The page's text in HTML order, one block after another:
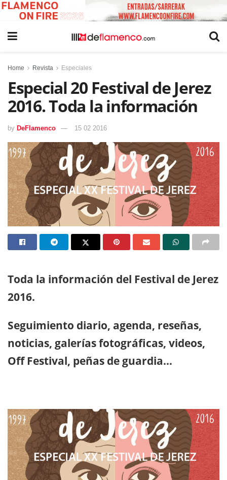
Home Revista Especiales
Especial 20 Festival de Jerez
2016. Toda la información
by DeFlamenco 15 02 2016
Toda la información del Festival de Jerez
2016.
Seguimiento diario, agenda, reseñas,
noticias, galerías fotográficas, videos,
Off Festival, peñas de guardia…